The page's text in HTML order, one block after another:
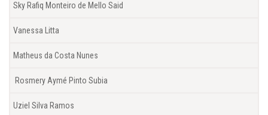
Sky Rafiq Monteiro de Mello Said
Vanessa Litta
Matheus da Costa Nunes
Rosmery Aymé Pinto Subia
Uziel Silva Ramos